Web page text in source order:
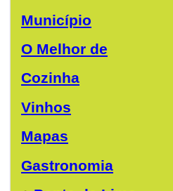
Município
O Melhor de
Cozinha
Vinhos
Mapas
Gastronomia